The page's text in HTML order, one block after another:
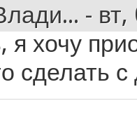
-
я хочу
сделать